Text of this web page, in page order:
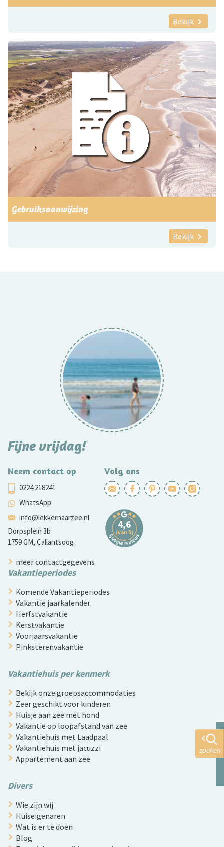
Bekijk
Gebruiksaanwijzing
Bekijk
Fijne vrijdag!
Neem contact op
0224 218241
WhatsApp
info@lekkernaarzee.nl
Dorpsplein 3b
1759 GM, Callantsoog
Volg ons
meer contactgegevens
Vakantieperiodes
Komende Vakantieperiodes
Vakantie jaarkalender
Herfstvakantie
Kerstvakantie
Voorjaarsvakantie
Pinksterenvakantie
Vakantiehuis per kenmerk
Bekijk onze groepsaccommodaties
Zeer geschikt voor kinderen
Huisje aan zee met hond
Vakantie op loopafstand van zee
Vakantiehuis met Laadpaal
Vakantiehuis met jacuzzi
Appartement aan zee
Divers
Wie zijn wij
Huiseigenaren
Wat is er te doen
Blog
zoeken